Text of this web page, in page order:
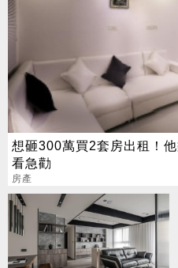
想砸300萬買2套房出租！
看急勸
房產